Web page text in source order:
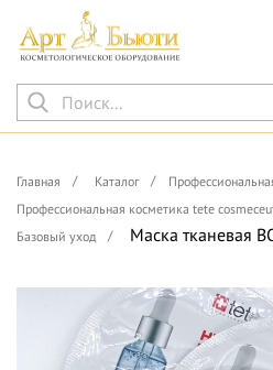
Главная Каталог
Профессиональная косметика tete
Базовый уход
Маска тканевая